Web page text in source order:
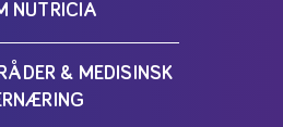
NUTRICIA
& MEDISINSK